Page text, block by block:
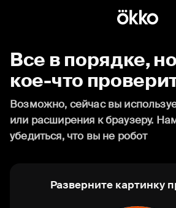
Все в порядке,
кое-что
Возможно, сейчас вы
или расширения к браузеру.
убедиться, что вы не робот
Разверните картинку